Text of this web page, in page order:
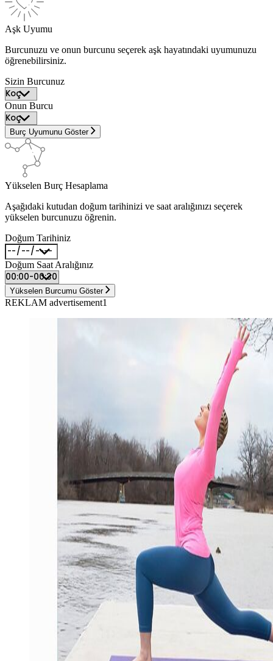
Aşk Uyumu
Burcunuzu ve onun burcunu seçerek aşk hayatındaki uyumunuzu
öğrenebilirsiniz.
Sizin Burcunuz
Onun Burcu
Burç Uyumunu Göster
Yükselen Burç Hesaplama
Aşağıdaki kutudan doğum tarihinizi ve saat aralığınızı seçerek
yükselen burcunuzu öğrenin.
Doğum Tarihiniz
Doğum Saat Aralığınız
Yükselen Burcumu Göster
REKLAM advertisement1